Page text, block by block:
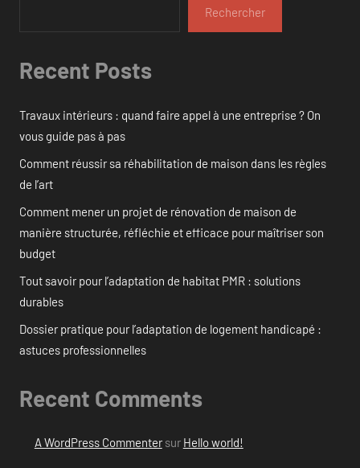
Rechercher
Recent Posts
Travaux intérieurs : quand faire appel à une entreprise ? On
vous guide pas à pas
Comment réussir sa réhabilitation de maison dans les règles
de l’art
Comment mener un projet de rénovation de maison de
manière structurée, réfléchie et efficace pour maîtriser son
budget
Tout savoir pour l’adaptation de habitat PMR : solutions
durables
Dossier pratique pour l’adaptation de logement handicapé :
astuces professionnelles
Recent Comments
A WordPress Commentersur Hello world!